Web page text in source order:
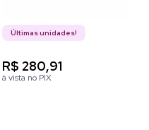
Últimas unidades!
R$ 280,91
à vista no PIX